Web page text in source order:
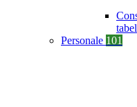
Personale 101